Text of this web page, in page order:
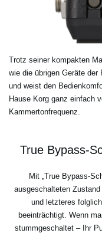
Trotz seiner kompakten
wie die übrigen Geräte
und weist den
Hause Korg ganz einfach
Kammertonfrequenz.
True Bypass-
Mit „True Bypass-
ausgeschalteten
und letzteres
beeinträchtigt. Wenn
stummgeschaltet – Ihr